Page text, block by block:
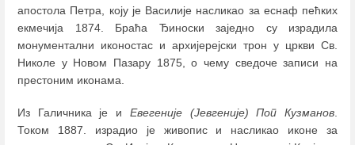
апостола Петра, коју је Василије насликао за еснаф пећких
екмечија 1874. Браћа Ђиноски заједно су израдила
монументални иконостас и архијерејски трон у цркви Св.
Николе у Новом Пазару 1875, о чему сведоче записи на
престоним иконама.
Из Галичника је и Евегеније (Јевгеније) Поп Кузманов
Током 1887. израдио је живопис и насликао иконе за